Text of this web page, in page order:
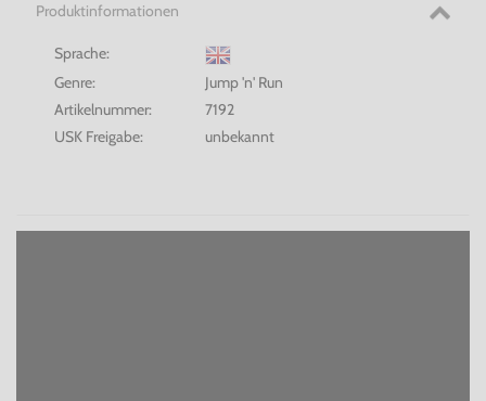
Produktinformationen
Sprache:
Genre:
Jump 'n' Run
Artikelnummer:
7192
USK Freigabe:
unbekannt